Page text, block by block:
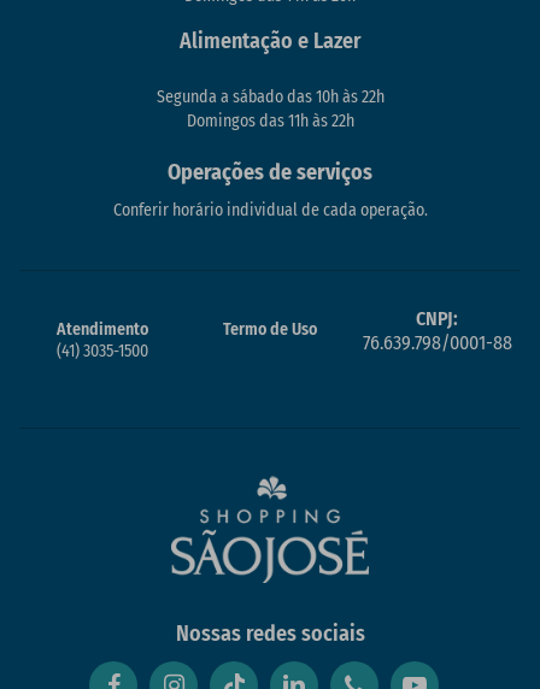
Alimentação e Lazer
Segunda a sábado das 10h às 22h
Domingos das 11h às 22h
Operações de serviços
Conferir horário individual de cada operação.
Atendimento
(41) 3035-1500
Termo de Uso
CNPJ:
76.639.798/0001-88
Nossas redes sociais